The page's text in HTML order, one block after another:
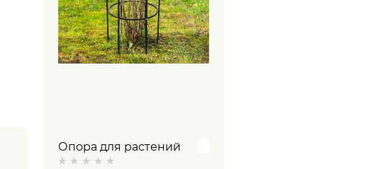
Опора для растений
разборная круглая с